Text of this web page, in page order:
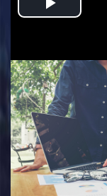
Play